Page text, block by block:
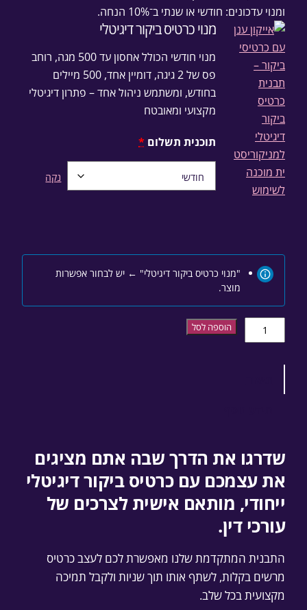
ומנוי עדכונים: חודשי או שנתי ב־10% הנחה.
מנוי כרטיס ביקור דיגיטלי
מנוי חודשי הכולל אחסון עד 500 מגה, רוחב
פס של 2 גיגה, דומיין אחד, 500 מיילים
בחודש, ומשתמש ניהול אחד – פתרון דיגיטלי
מקצועי ומאובטח
תוכנית תשלום *
נקה
"מנוי כרטיס ביקור דיגיטלי" ← יש לבחור אפשרות
מוצר.
כמות של תבנית כרטיס ביקור דיגיטלי לעו"ד
הוספה לסל
שדרגו את הדרך שבה אתם מציגים
את עצמכם עם כרטיס ביקור דיגיטלי
ייחודי, מותאם אישית לצרכים של
עורכי דין.
התבנית המתקדמת שלנו מאפשרת לכם לעצב כרטיס
מרשים בקלות, לשתף אותו תוך שניות ולקבל תמיכה
מקצועית בכל שלב.